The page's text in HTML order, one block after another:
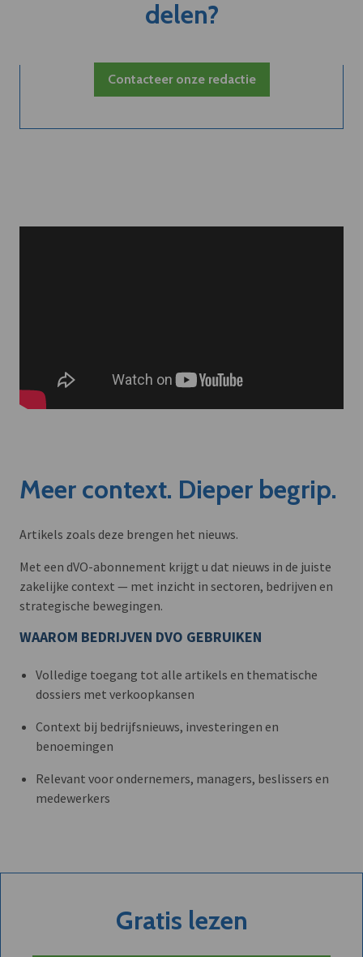
delen?
Contacteer onze redactie
Meer context. Dieper begrip.
Artikels zoals deze brengen het nieuws.
Met een dVO-abonnement krijgt u dat nieuws in de juiste
zakelijke context — met inzicht in sectoren, bedrijven en
strategische bewegingen.
WAAROM BEDRIJVEN DVO GEBRUIKEN
Volledige toegang tot alle artikels en thematische
dossiers met verkoopkansen
Context bij bedrijfsnieuws, investeringen en
benoemingen
Relevant voor ondernemers, managers, beslissers en
medewerkers
Gratis lezen